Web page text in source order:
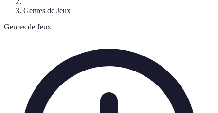
Genres de Jeux
Genres de Jeux